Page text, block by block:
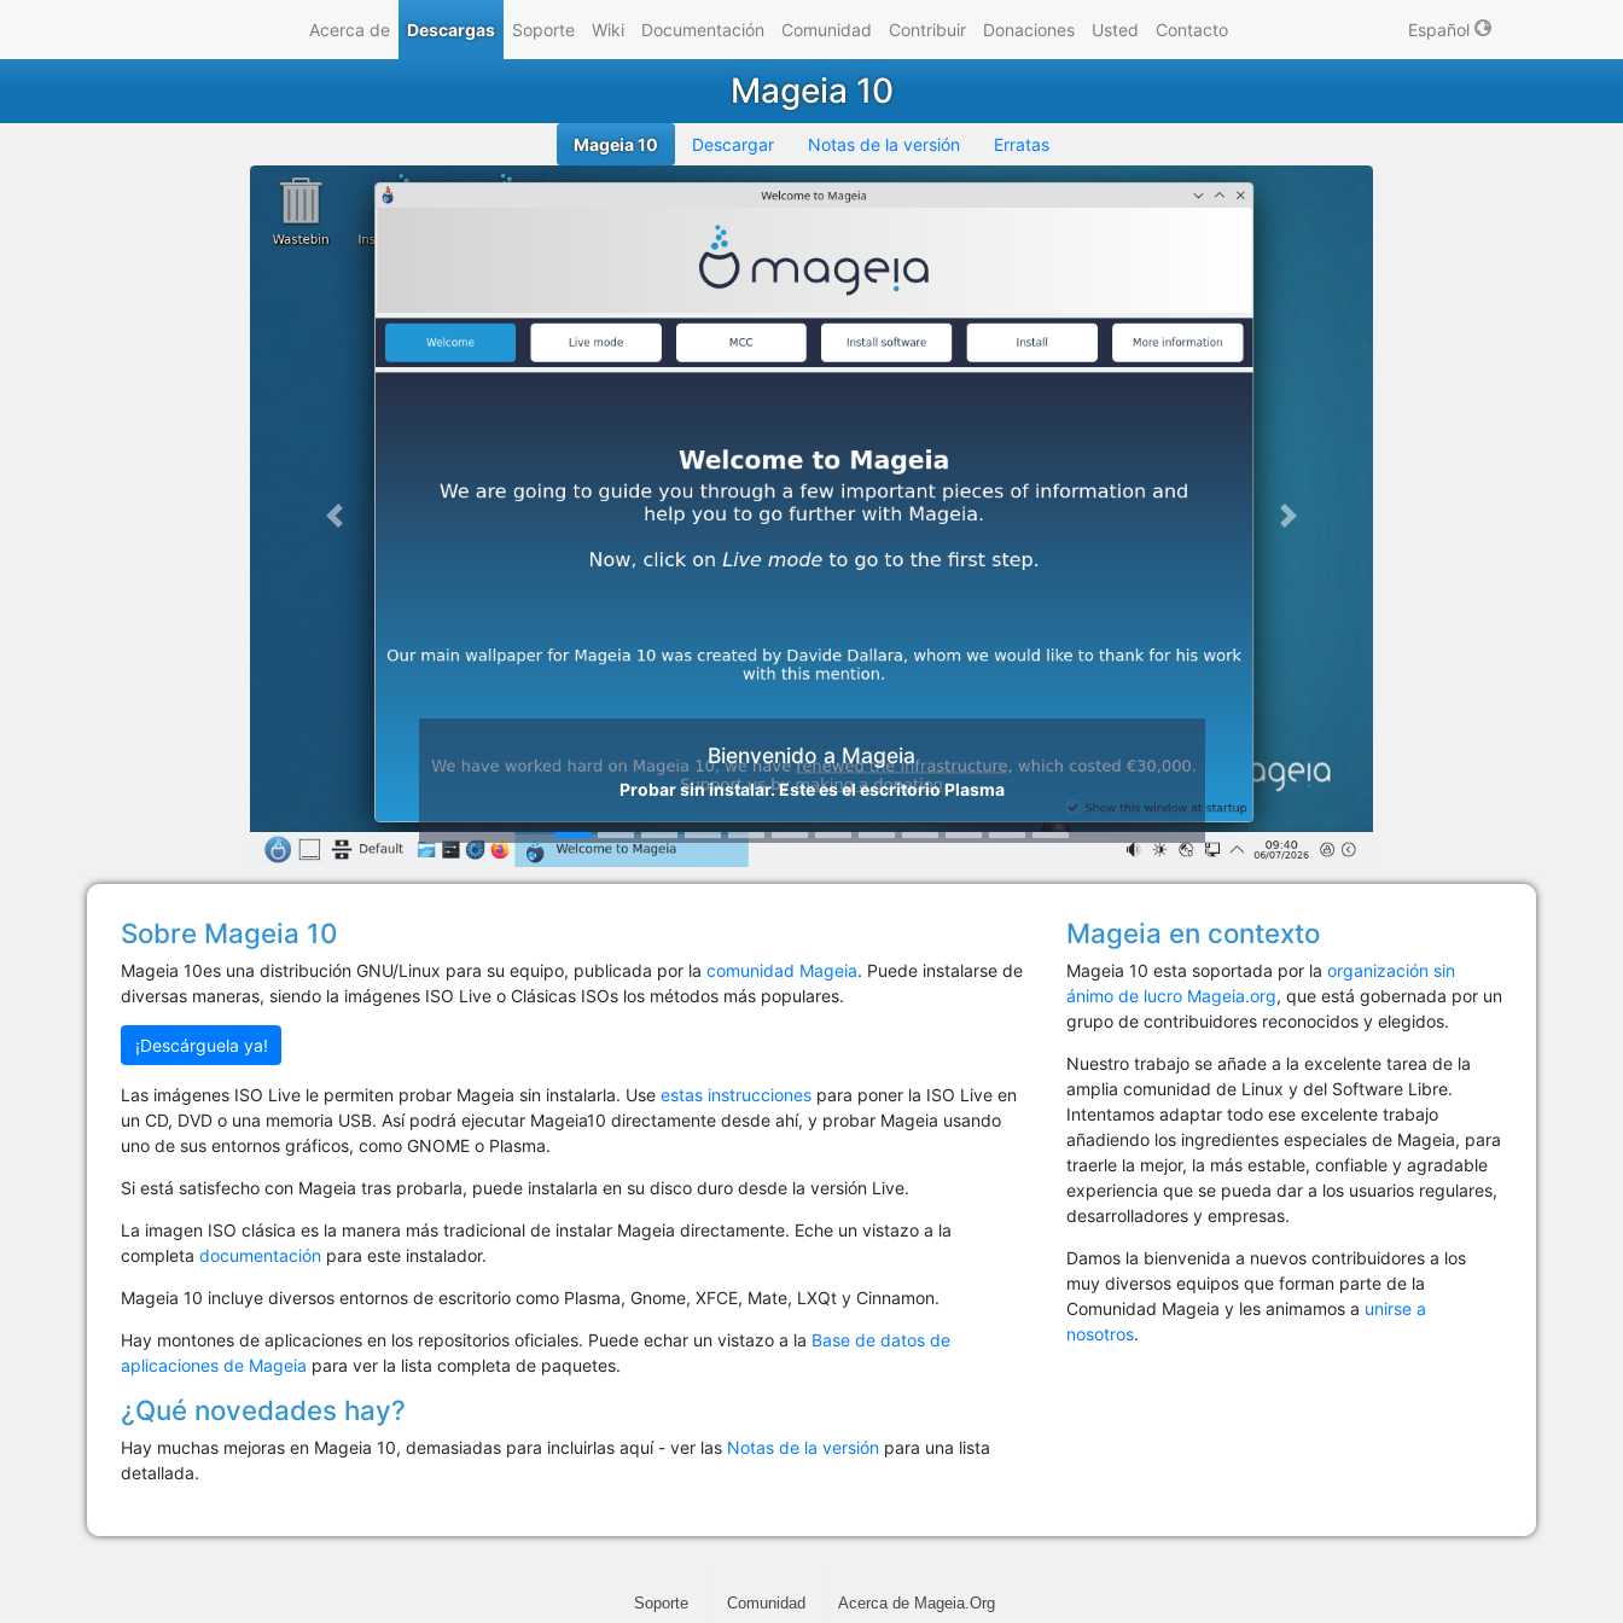
Acerca de Descargas Soporte Wiki Documentación Comunidad Contribuir Donaciones Usted Contacto Español
Mageia 10
Mageia 10 Descargar Notas de la versión Erratas
Bienvenido a Mageia
Probar sin instalar. Este es el escritorio Plasma
Sobre Mageia 10
Mageia 10es una distribución GNU/Linux para su equipo, publicada por la comunidad Mageia. Puede instalarse de
diversas maneras, siendo la imágenes ISO Live o Clásicas ISOs los métodos más populares.
¡Descárguela ya!
Las imágenes ISO Live le permiten probar Mageia sin instalarla. Use estas instrucciones para poner la ISO Live en
un CD, DVD o una memoria USB. Así podrá ejecutar Mageia10 directamente desde ahí, y probar Mageia usando
uno de sus entornos gráficos, como GNOME o Plasma.
Si está satisfecho con Mageia tras probarla, puede instalarla en su disco duro desde la versión Live.
La imagen ISO clásica es la manera más tradicional de instalar Mageia directamente. Eche un vistazo a la
completa documentación para este instalador.
Mageia 10 incluye diversos entornos de escritorio como Plasma, Gnome, XFCE, Mate, LXQt y Cinnamon.
Hay montones de aplicaciones en los repositorios oficiales. Puede echar un vistazo a la Base de datos de
aplicaciones de Mageia para ver la lista completa de paquetes.
¿Qué novedades hay?
Hay muchas mejoras en Mageia 10, demasiadas para incluirlas aquí - ver las Notas de la versión para una lista
detallada.
Mageia en contexto
Mageia 10 esta soportada por la organización sin
ánimo de lucro Mageia.org, que está gobernada por un
grupo de contribuidores reconocidos y elegidos.
Nuestro trabajo se añade a la excelente tarea de la
amplia comunidad de Linux y del Software Libre.
Intentamos adaptar todo ese excelente trabajo
añadiendo los ingredientes especiales de Mageia, para
traerle la mejor, la más estable, confiable y agradable
experiencia que se pueda dar a los usuarios regulares,
desarrolladores y empresas.
Damos la bienvenida a nuevos contribuidores a los
muy diversos equipos que forman parte de la
Comunidad Mageia y les animamos a unirse a
nosotros.
Soporte Comunidad Acerca de Mageia.Org